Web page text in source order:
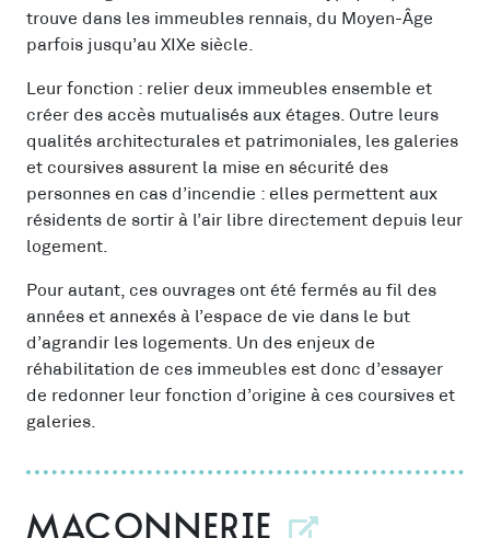
trouve dans les immeubles rennais, du Moyen-Âge
parfois jusqu’au XIXe siècle.
Leur fonction : relier deux immeubles ensemble et
créer des accès mutualisés aux étages. Outre leurs
qualités architecturales et patrimoniales, les galeries
et coursives assurent la mise en sécurité des
personnes en cas d’incendie : elles permettent aux
résidents de sortir à l’air libre directement depuis leur
logement.
Pour autant, ces ouvrages ont été fermés au fil des
années et annexés à l’espace de vie dans le but
d’agrandir les logements. Un des enjeux de
réhabilitation de ces immeubles est donc d’essayer
de redonner leur fonction d’origine à ces coursives et
galeries.
Maçonnerie